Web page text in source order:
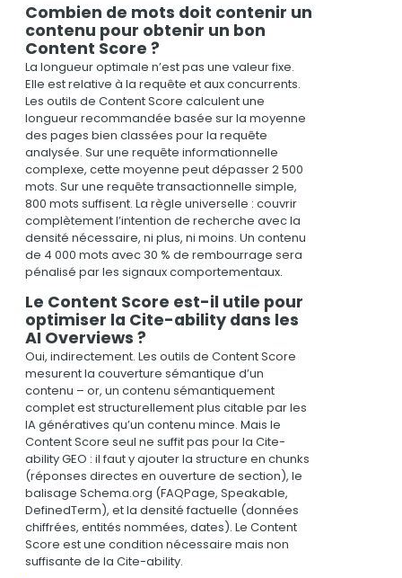
Combien de mots doit contenir un
contenu pour obtenir un bon
Content Score ?
La longueur optimale n’est pas une valeur fixe.
Elle est relative à la requête et aux concurrents.
Les outils de Content Score calculent une
longueur recommandée basée sur la moyenne
des pages bien classées pour la requête
analysée. Sur une requête informationnelle
complexe, cette moyenne peut dépasser 2 500
mots. Sur une requête transactionnelle simple,
800 mots suffisent. La règle universelle : couvrir
complètement l’intention de recherche avec la
densité nécessaire, ni plus, ni moins. Un contenu
de 4 000 mots avec 30 % de rembourrage sera
pénalisé par les signaux comportementaux.
Le Content Score est-il utile pour
optimiser la Cite-ability dans les
AI Overviews ?
Oui, indirectement. Les outils de Content Score
mesurent la couverture sémantique d’un
contenu – or, un contenu sémantiquement
complet est structurellement plus citable par les
IA génératives qu’un contenu mince. Mais le
Content Score seul ne suffit pas pour la Cite-
ability GEO : il faut y ajouter la structure en chunks
(réponses directes en ouverture de section), le
balisage Schema.org (FAQPage, Speakable,
DefinedTerm), et la densité factuelle (données
chiffrées, entités nommées, dates). Le Content
Score est une condition nécessaire mais non
suffisante de la Cite-ability.